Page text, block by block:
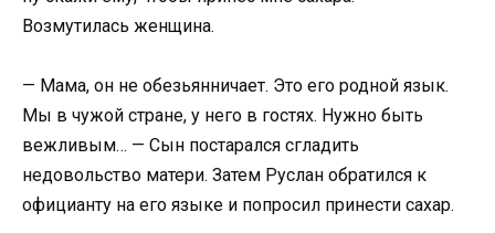
Возмутилась женщина.
— Мама, он не обезьянничает. Это его родной язык.
Мы в чужой стране, у него в гостях. Нужно быть
вежливым… — Сын постарался сгладить
недовольство матери. Затем Руслан обратился к
официанту на его языке и попросил принести сахар.